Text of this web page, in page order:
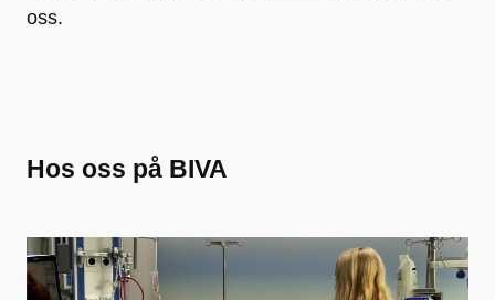
oss.
Hos oss på BIVA